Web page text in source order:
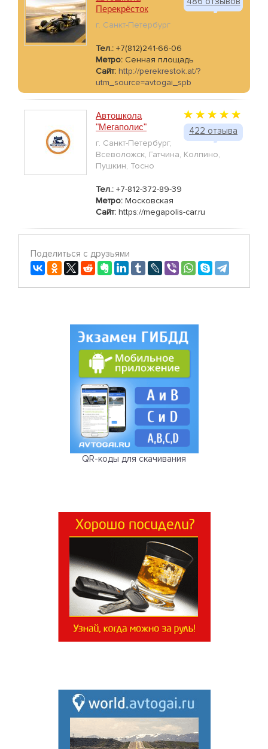
Перекрёсток
г. Санкт-Петербург
Тел.: +7(812)241-66-06
Метро: Сенная площадь
Сайт: http://perekrestok.at/?
utm_source=avtogai_spb
422 отзыва
Автошкола
"Мегаполис"
г. Санкт-Петербург,
Всеволожск, Гатчина, Колпино,
Пушкин, Тосно
Тел.: +7-812-372-89-39
Метро: Московская
Сайт: https://megapolis-car.ru
Поделиться с друзьями
QR-коды для скачивания